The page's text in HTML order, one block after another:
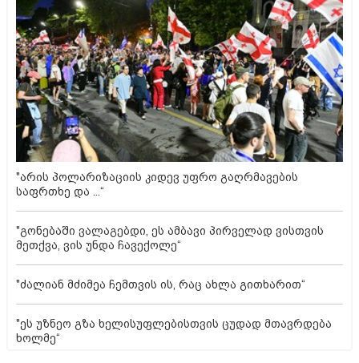
"არის პოლარიზაციის კიდევ უფრო გაღრმავების
საფრთხე და ...“
"გონებაში ვალაგებდი, ეს ამბავი პირველად ვისთვის
მეთქვა, ვის უნდა ჩავექოლე“
"ძალიან მძიმეა ჩემთვის ის, რაც ახლა გითხარით“
"ეს უზნეო გზა ხელისუფლებისთვის ცუდად მთავრდება
ხოლმე“